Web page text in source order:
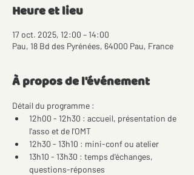
Heure et lieu
17 oct. 2025, 12:00 – 14:00
Pau, 18 Bd des Pyrénées, 64000 Pau, France
À propos de l'événement
Détail du programme :
12h00 - 12h30 : accueil, présentation de
l'asso et de l'OMT
12h30 - 13h10 : mini-conf ou atelier
13h10 - 13h30 : temps d'échanges,
questions-réponses